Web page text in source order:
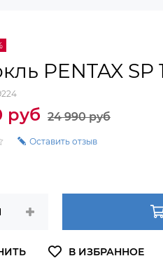
PENTAX SP
руб 24 990 руб
Оставить отзыв